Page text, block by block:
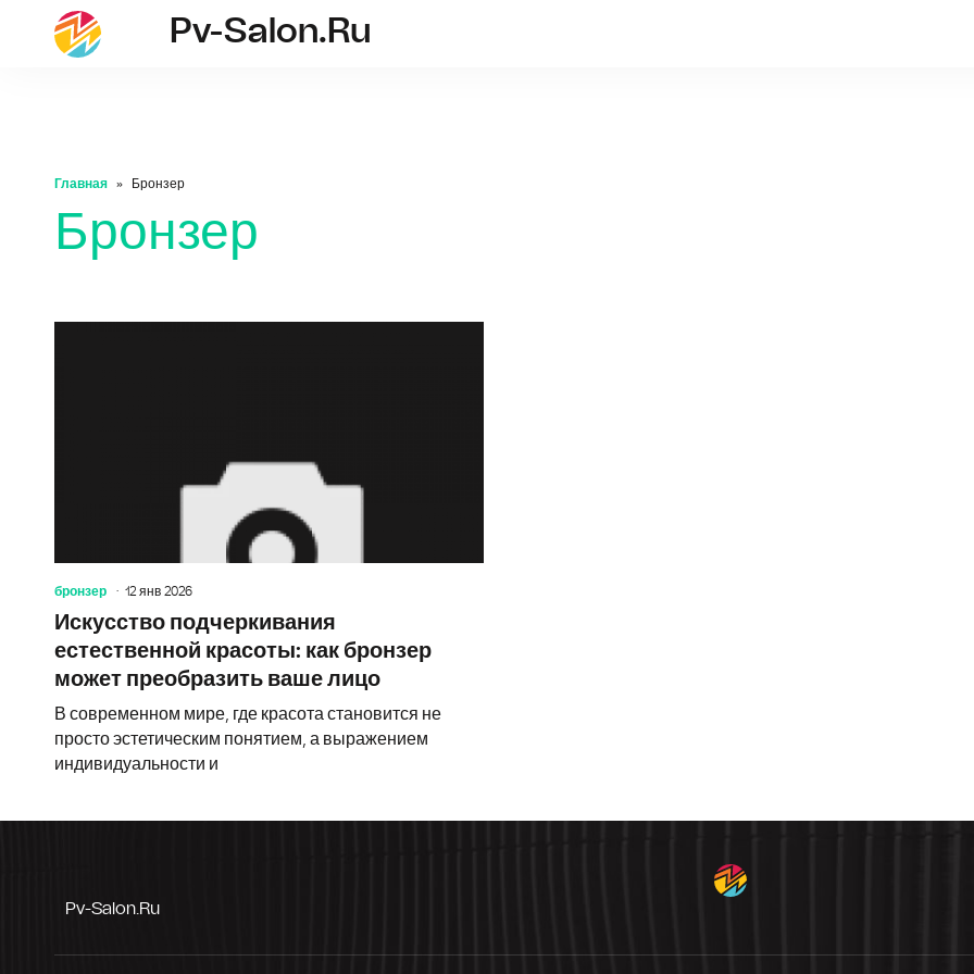
pv-salon.ru
Pv-Salon.ru
Главная Бронзер
Бронзер
бронзер 12 янв 2026
Искусство подчеркивания
естественной красоты: как бронзер
может преобразить ваше лицо
В современном мире, где красота становится не
просто эстетическим понятием, а выражением
индивидуальности и
Pv-Salon.ru